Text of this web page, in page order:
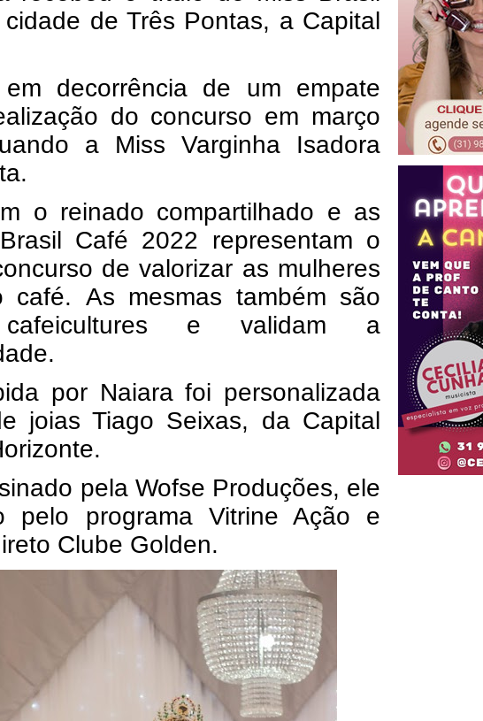
cidade de Três Pontas, a Capital
decorrência de um empate
do concurso em março
a Miss Varginha Isadora
o reinado compartilhado e as
Café 2022 representam o
de valorizar as mulheres
café. As mesmas também são
e validam a
por Naiara foi personalizada
joias Tiago Seixas, da Capital
pela Wofse Produções, ele
pelo programa Vitrine Ação e
Clube Golden.